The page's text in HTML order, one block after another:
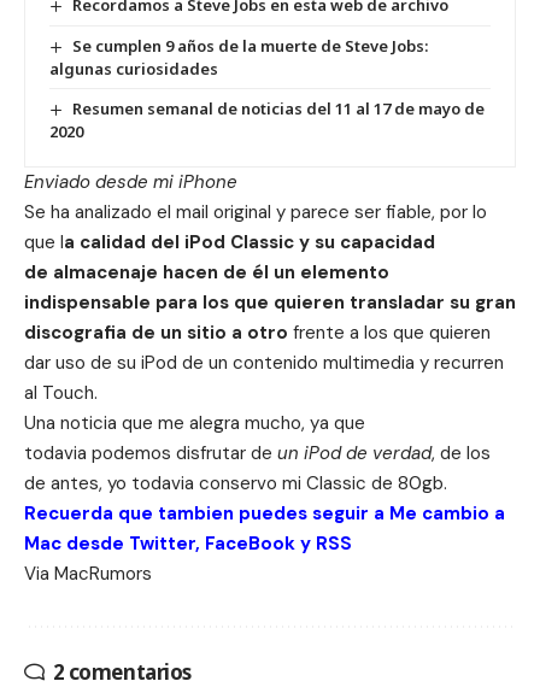
Recordamos a Steve Jobs en esta web de archivo
Se cumplen 9 años de la muerte de Steve Jobs:
algunas curiosidades
Resumen semanal de noticias del 11 al 17 de mayo de
2020
Enviado desde mi iPhone
Se ha analizado el mail original y parece ser fiable, por lo
que la calidad del iPod Classic y su capacidad
de almacenaje hacen de él un elemento
indispensable para los que quieren transladar su gran
discografia de un sitio a otro frente a los que quieren
dar uso de su iPod de un contenido multimedia y recurren
al Touch.
Una noticia que me alegra mucho, ya que
todavia podemos disfrutar de un iPod de verdad, de los
de antes, yo todavia conservo mi Classic de 80gb.
Recuerda que tambien puedes seguir a Me cambio a
Mac desde Twitter, FaceBook y RSS
Via MacRumors
2 comentarios